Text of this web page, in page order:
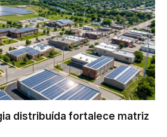
distribuída fortalece matriz